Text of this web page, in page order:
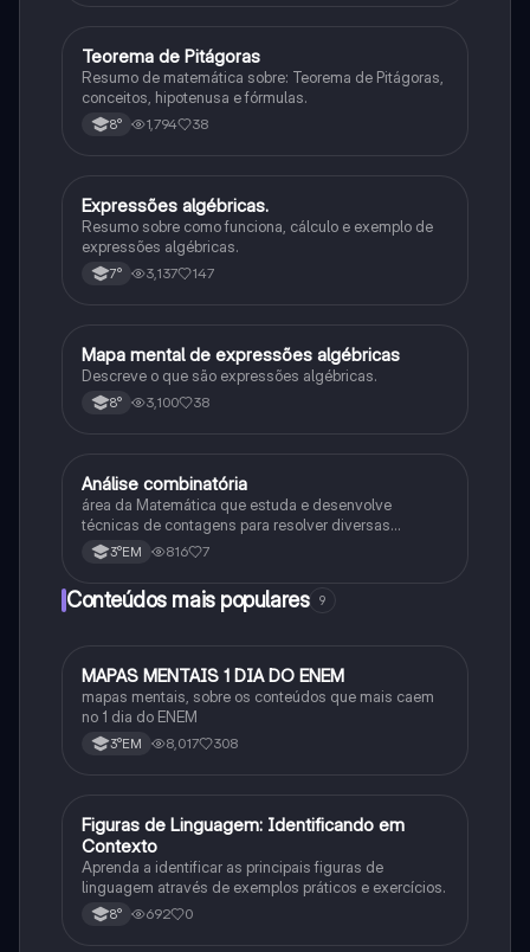
Matematica
Teorema de Pitágoras
Resumo de matemática sobre: Teorema de Pitágoras,
conceitos, hipotenusa e fórmulas.
8° 1,794 38
Matematica
Expressões algébricas.
Resumo sobre como funciona, cálculo e exemplo de
expressões algébricas.
7° 3,137 147
Matematica
Mapa mental de expressões algébricas
Descreve o que são expressões algébricas.
8° 3,100 38
Matematica
Análise combinatória
área da Matemática que estuda e desenvolve
técnicas de contagens para resolver diversas
situações do nosso cotidiano.
3°EM 816 7
Conteúdos mais populares 9
Português
MAPAS MENTAIS 1 DIA DO ENEM
mapas mentais, sobre os conteúdos que mais caem
no 1 dia do ENEM
3°EM 8,017 308
FPortuguês
Figuras de Linguagem: Identificando em
Contexto
Aprenda a identificar as principais figuras de
linguagem através de exemplos práticos e exercícios.
8° 692 0